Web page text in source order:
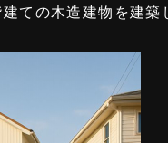
ての木造建物を建築